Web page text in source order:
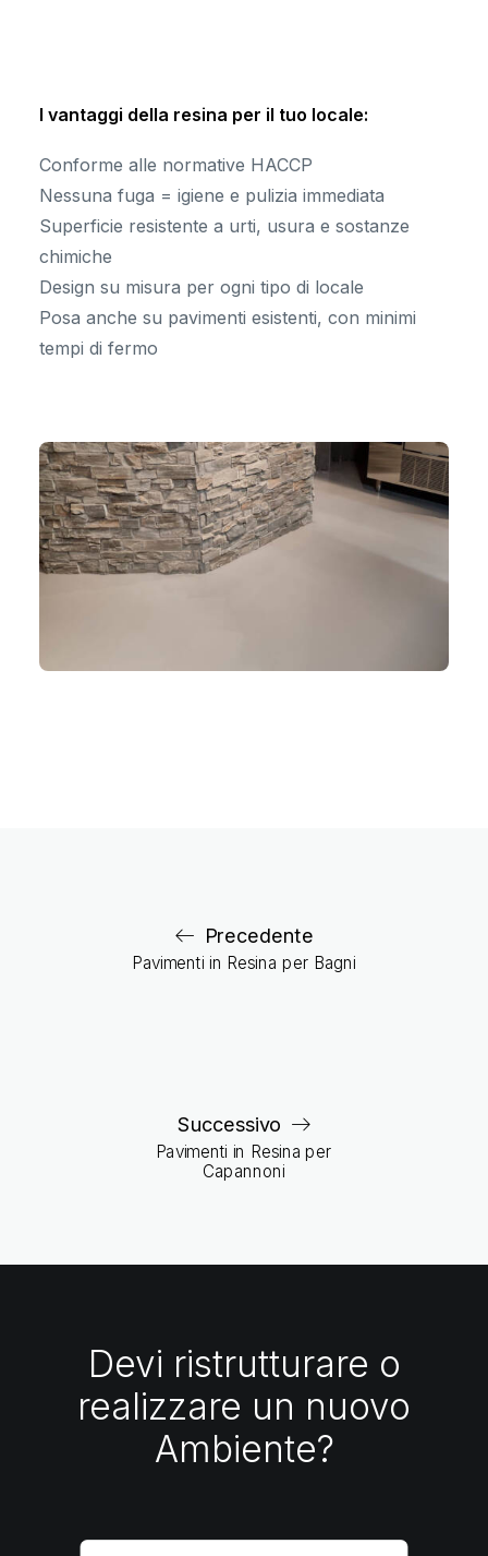
I vantaggi della resina per il tuo locale:
Conforme alle normative HACCP
Nessuna fuga = igiene e pulizia immediata
Superficie resistente a urti, usura e sostanze
chimiche
Design su misura per ogni tipo di locale
Posa anche su pavimenti esistenti, con minimi
tempi di fermo
Precedente
Pavimenti in Resina per Bagni
Successivo
Pavimenti in Resina per
Capannoni
Devi ristrutturare o
realizzare un nuovo
Ambiente?